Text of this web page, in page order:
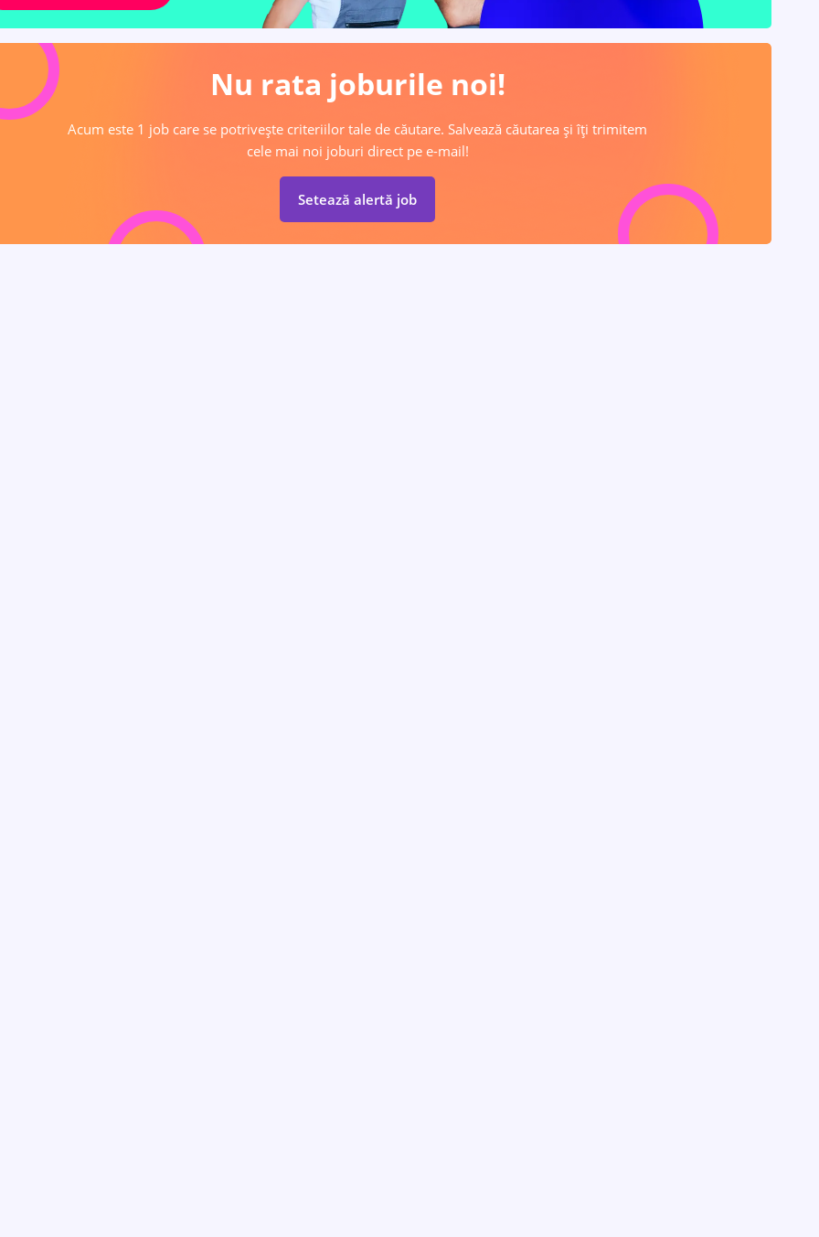
Nu rata joburile noi!
Acum este 1 job care se potrivește criteriilor tale de căutare. Salvează căutarea și îți trimitem
cele mai noi joburi direct pe e-mail!
Setează alertă job